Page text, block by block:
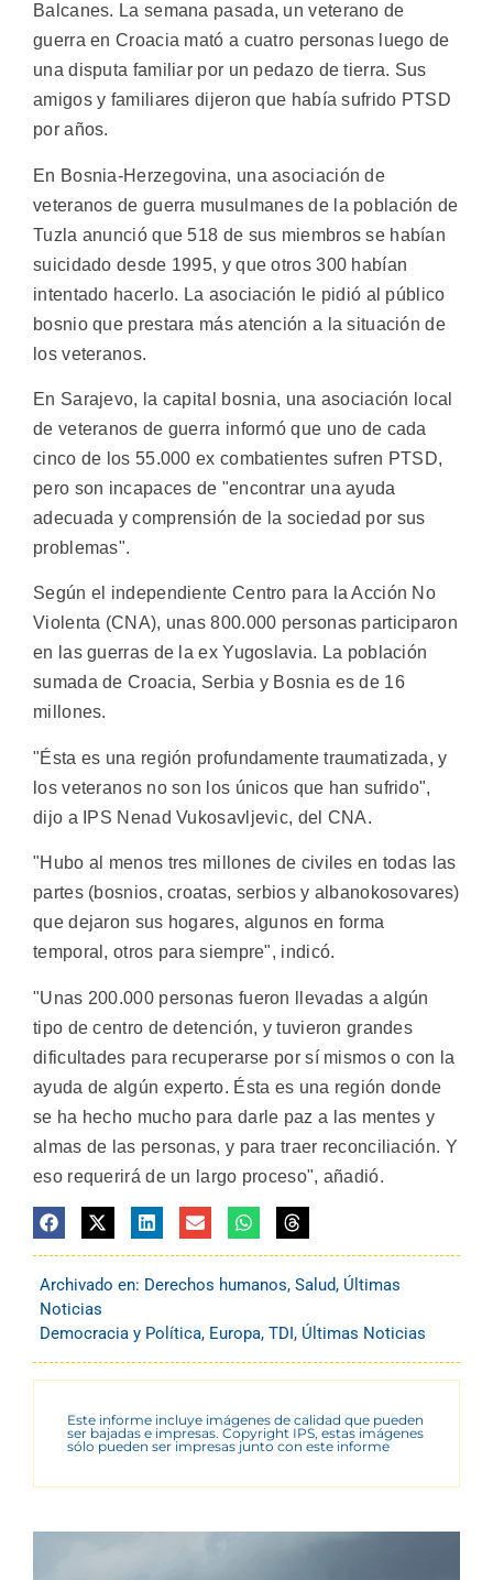
Balcanes. La semana pasada, un veterano de
guerra en Croacia mató a cuatro personas luego de
una disputa familiar por un pedazo de tierra. Sus
amigos y familiares dijeron que había sufrido PTSD
por años.
En Bosnia-Herzegovina, una asociación de
veteranos de guerra musulmanes de la población de
Tuzla anunció que 518 de sus miembros se habían
suicidado desde 1995, y que otros 300 habían
intentado hacerlo. La asociación le pidió al público
bosnio que prestara más atención a la situación de
los veteranos.
En Sarajevo, la capital bosnia, una asociación local
de veteranos de guerra informó que uno de cada
cinco de los 55.000 ex combatientes sufren PTSD,
pero son incapaces de "encontrar una ayuda
adecuada y comprensión de la sociedad por sus
problemas".
Según el independiente Centro para la Acción No
Violenta (CNA), unas 800.000 personas participaron
en las guerras de la ex Yugoslavia. La población
sumada de Croacia, Serbia y Bosnia es de 16
millones.
"Ésta es una región profundamente traumatizada, y
los veteranos no son los únicos que han sufrido",
dijo a IPS Nenad Vukosavljevic, del CNA.
"Hubo al menos tres millones de civiles en todas las
partes (bosnios, croatas, serbios y albanokosovares)
que dejaron sus hogares, algunos en forma
temporal, otros para siempre", indicó.
"Unas 200.000 personas fueron llevadas a algún
tipo de centro de detención, y tuvieron grandes
dificultades para recuperarse por sí mismos o con la
ayuda de algún experto. Ésta es una región donde
se ha hecho mucho para darle paz a las mentes y
almas de las personas, y para traer reconciliación. Y
eso requerirá de un largo proceso", añadió.
Archivado en: Derechos humanos, Salud, Últimas
Noticias
Democracia y Política, Europa, TDI, Últimas Noticias
Este informe incluye imágenes de calidad que pueden
ser bajadas e impresas. Copyright IPS, estas imágenes
sólo pueden ser impresas junto con este informe